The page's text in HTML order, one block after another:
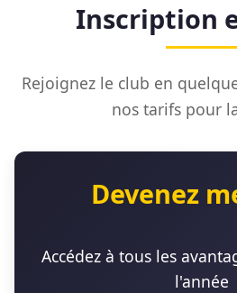
Inscription
Rejoignez le club en
nos tarifs pour
Devenez
Accédez à tous les
l'année